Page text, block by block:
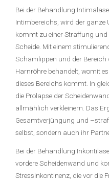
Bei der Behandlung
Intimbereichs, wird der ganze
kommt zu einer Straffung
Scheide. Mit einem
Schamlippen und der Bereich
Harnröhre behandelt, womit
dieses Bereichs kommt. In
die Prolapse der
allmählich verkleinern. Das
Gesamtverjüngung und
selbst, sondern auch ihr
Bei der Behandlung
vordere Scheidenwand und
Stressinkontinenz, die vor die